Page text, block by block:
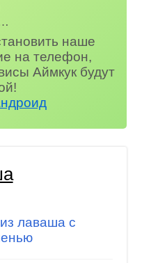
наше
на телефон,
Аймкук будут
лаваша с